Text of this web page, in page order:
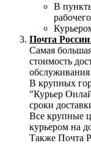
В
Почта России.
Самая
стоимость
В крупных
"Курьер
сроки
Все крупные
курьером на
Также Почта